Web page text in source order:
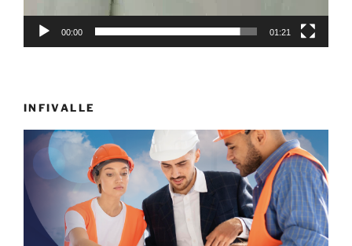
00:00 01:21
INFIVALLE